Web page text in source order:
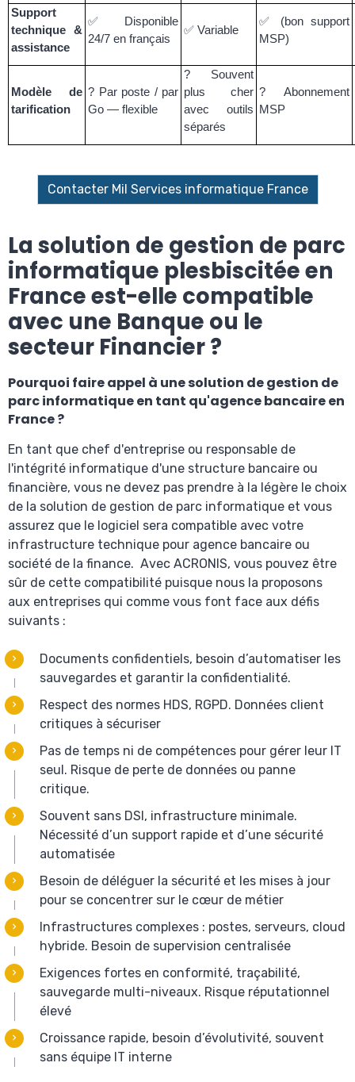
Support
technique &
assistance
✅
Disponible
24/7 en français
✅ Variable
✅
(bon support
MSP)
Modèle de
tarification
? Par poste / par
Go — flexible
? Souvent
plus cher
avec outils
séparés
? Abonnement
MSP
Contacter Mil Services informatique France
La solution de gestion de parc
informatique plesbiscitée en
France est-elle compatible
avec une Banque ou le
secteur Financier ?
Pourquoi faire appel à une solution de gestion de
parc informatique en tant qu'agence bancaire en
France ?
En tant que chef d'entreprise ou responsable de
l'intégrité informatique d'une structure bancaire ou
financière, vous ne devez pas prendre à la légère le choix
de la solution de gestion de parc informatique et vous
assurez que le logiciel sera compatible avec votre
infrastructure technique pour agence bancaire ou
société de la finance. Avec ACRONIS, vous pouvez être
sûr de cette compatibilité puisque nous la proposons
aux entreprises qui comme vous font face aux défis
suivants :
Documents confidentiels, besoin d’automatiser les
sauvegardes et garantir la confidentialité.
Respect des normes HDS, RGPD. Données client
critiques à sécuriser
Pas de temps ni de compétences pour gérer leur IT
seul. Risque de perte de données ou panne
critique.
Souvent sans DSI, infrastructure minimale.
Nécessité d’un support rapide et d’une sécurité
automatisée
Besoin de déléguer la sécurité et les mises à jour
pour se concentrer sur le cœur de métier
Infrastructures complexes : postes, serveurs, cloud
hybride. Besoin de supervision centralisée
Exigences fortes en conformité, traçabilité,
sauvegarde multi-niveaux. Risque réputationnel
élevé
Croissance rapide, besoin d’évolutivité, souvent
sans équipe IT interne